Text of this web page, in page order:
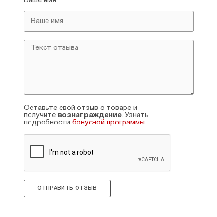
Оставьте свой отзыв о товаре и
получите вознаграждение. Узнать
подробности бонусной программы.
ОТПРАВИТЬ ОТЗЫВ